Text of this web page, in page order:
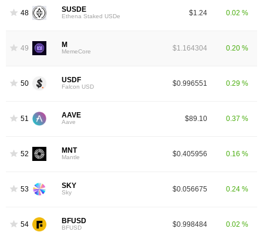
48 SUSDE
Ethena Staked USDe $1.24 0.02 %
49 M
MemeCore $1.164304 0.20 %
50 USDF
Falcon USD $0.996551 0.29 %
51 AAVE
Aave $89.10 0.37 %
52 MNT
Mantle $0.405956 0.16 %
53 SKY
Sky $0.056675 0.24 %
54 BFUSD
BFUSD $0.998484 0.02 %